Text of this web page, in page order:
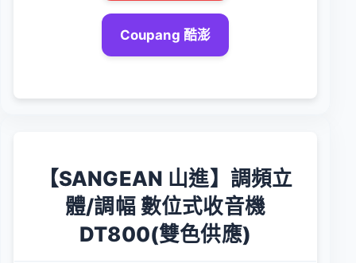
Coupang 酷澎
【SANGEAN 山進】調頻立
體/調幅 數位式收音機
DT800(雙色供應)